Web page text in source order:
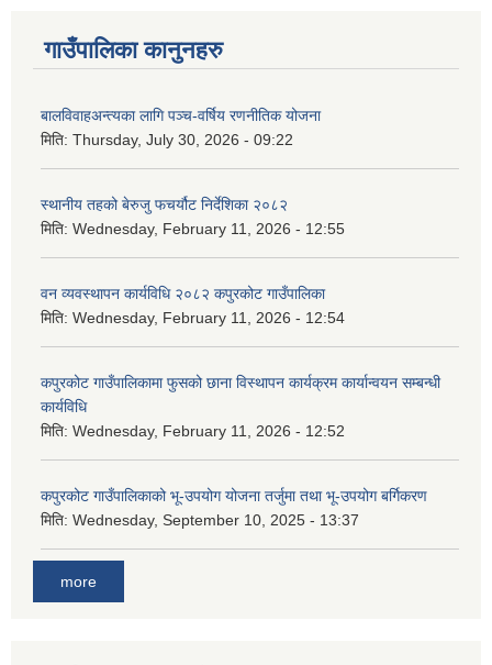
गाउँपालिका कानुनहरु
बालविवाहअन्त्यका लागि पञ्च-वर्षिय रणनीतिक योजना
मिति: Thursday, July 30, 2026 - 09:22
स्थानीय तहको बेरुजु फचर्यौट निर्देशिका २०८२
मिति: Wednesday, February 11, 2026 - 12:55
वन व्यवस्थापन कार्यविधि २०८२ कपुरकोट गाउँपालिका
मिति: Wednesday, February 11, 2026 - 12:54
कपुरकोट गाउँपालिकामा फुसको छाना विस्थापन कार्यक्रम कार्यान्वयन सम्बन्धी
कार्यविधि
मिति: Wednesday, February 11, 2026 - 12:52
कपुरकोट गाउँपालिकाको भू-उपयोग योजना तर्जुमा तथा भू-उपयोग बर्गिकरण
मिति: Wednesday, September 10, 2025 - 13:37
more